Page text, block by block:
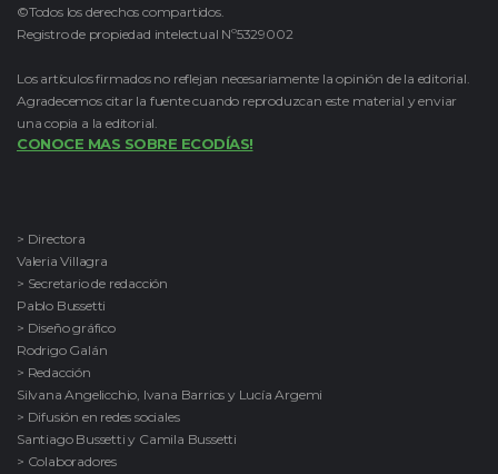
©Todos los derechos compartidos.
Registro de propiedad intelectual Nº5329002
Los artículos firmados no reflejan necesariamente la opinión de la editorial.
Agradecemos citar la fuente cuando reproduzcan este material y enviar
una copia a la editorial.
CONOCE MAS SOBRE ECODÍAS!
> Directora
Valeria Villagra
> Secretario de redacción
Pablo Bussetti
> Diseño gráfico
Rodrigo Galán
> Redacción
Silvana Angelicchio, Ivana Barrios y Lucía Argemi
> Difusión en redes sociales
Santiago Bussetti y Camila Bussetti
> Colaboradores